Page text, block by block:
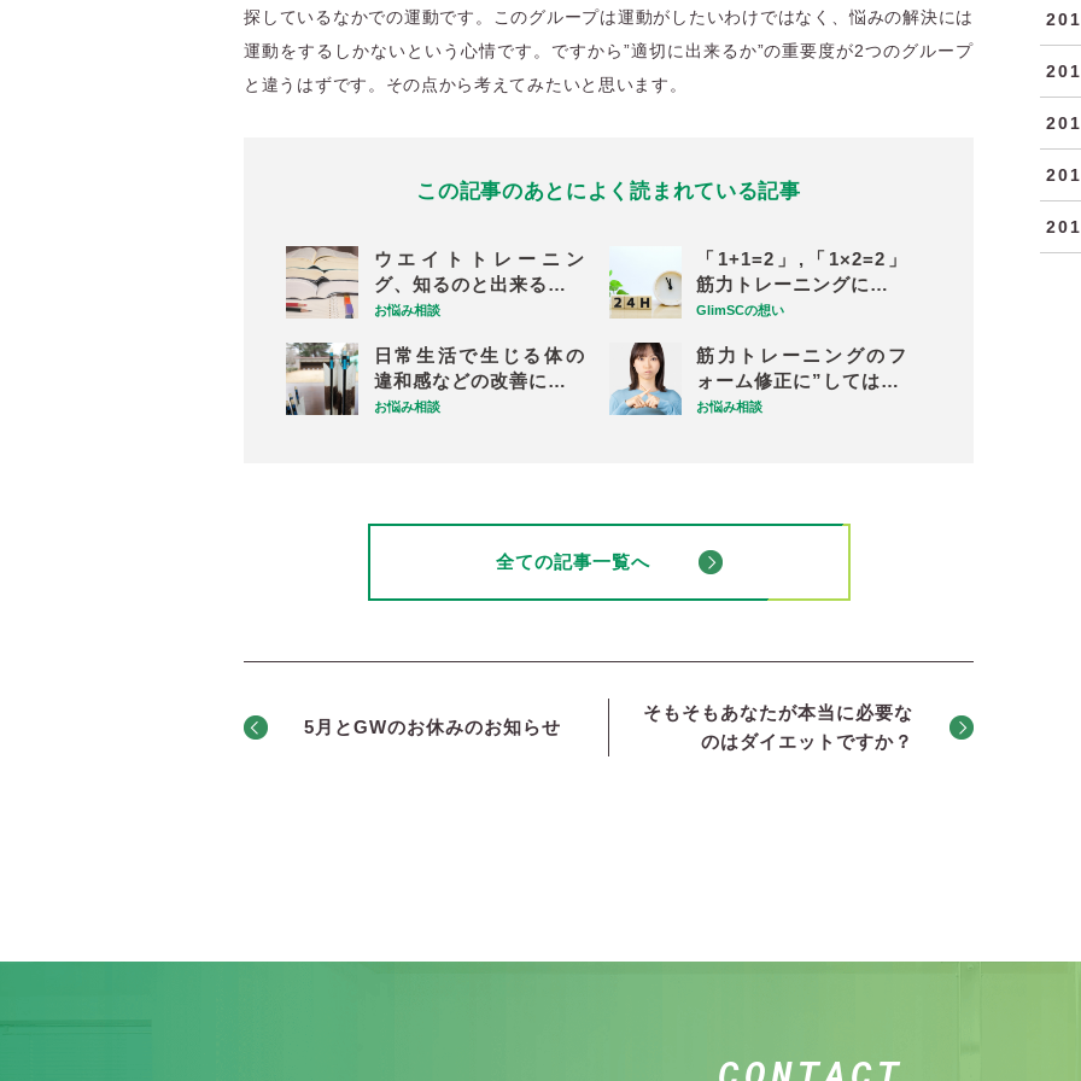
探しているなかでの運動です。このグループは運動がしたいわけではなく、悩みの解決には
運動をするしかないという心情です。ですから”適切に出来るか”の重要度が2つのグループ
と違うはずです。その点から考えてみたいと思います。
この記事のあとに よく読まれている記事
ウエイトトレーニン
グ、知るのと出来る…
お悩み相談
「1+1=2」,「1×2=2」
筋力トレーニングに…
GlimSCの想い
日常生活で生じる体の
違和感などの改善に…
お悩み相談
筋力トレーニングのフ
ォーム修正に”しては…
お悩み相談
全ての記事一覧へ
5月とGWのお休みのお知らせ
そもそもあなたが本当に必要な
のはダイエットですか？